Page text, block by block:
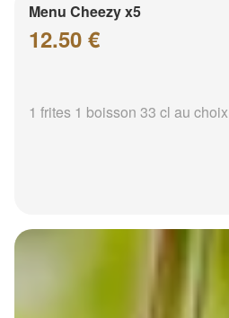
Menu Cheezy x5
12.50 €
1 frites 1 boisson 33 cl au choix